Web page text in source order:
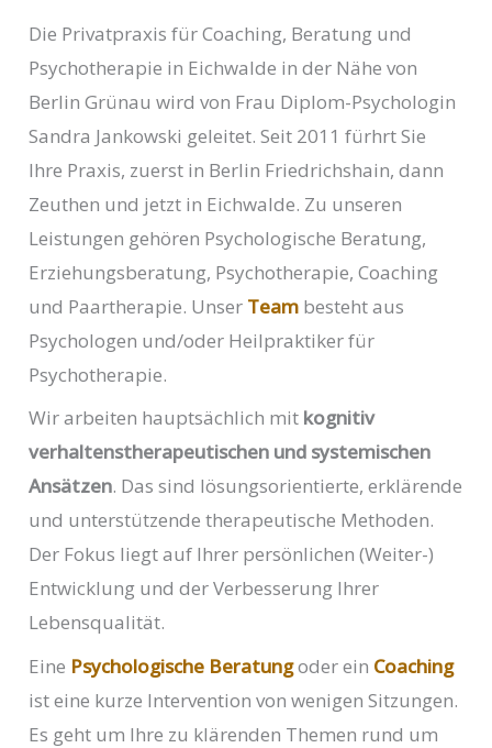
Die Privatpraxis für Coaching, Beratung und
Psychotherapie in Eichwalde in der Nähe von
Berlin Grünau wird von Frau Diplom-Psychologin
Sandra Jankowski geleitet. Seit 2011 fürhrt Sie
Ihre Praxis, zuerst in Berlin Friedrichshain, dann
Zeuthen und jetzt in Eichwalde. Zu unseren
Leistungen gehören Psychologische Beratung,
Erziehungsberatung, Psychotherapie, Coaching
und Paartherapie. Unser Team besteht aus
Psychologen und/oder Heilpraktiker für
Psychotherapie.
Wir arbeiten hauptsächlich mit kognitiv
verhaltenstherapeutischen und systemischen
Ansätzen. Das sind lösungsorientierte, erklärende
und unterstützende therapeutische Methoden.
Der Fokus liegt auf Ihrer persönlichen (Weiter-)
Entwicklung und der Verbesserung Ihrer
Lebensqualität.
Eine Psychologische Beratungoder ein Coaching
ist eine kurze Intervention von wenigen Sitzungen.
Es geht um Ihre zu klärenden Themen rund um